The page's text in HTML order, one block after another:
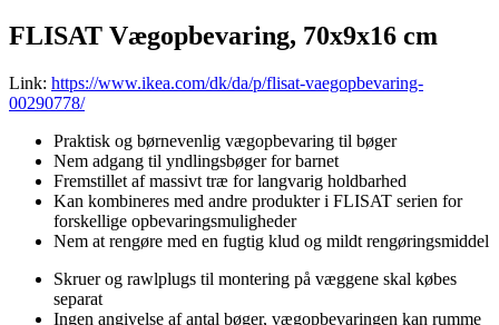
FLISAT Vægopbevaring, 70x9x16 cm
Link: https://www.ikea.com/dk/da/p/flisat-vaegopbevaring-
00290778/
Praktisk og børnevenlig vægopbevaring til bøger
Nem adgang til yndlingsbøger for barnet
Fremstillet af massivt træ for langvarig holdbarhed
Kan kombineres med andre produkter i FLISAT serien for
forskellige opbevaringsmuligheder
Nem at rengøre med en fugtig klud og mildt rengøringsmiddel
Skruer og rawlplugs til montering på væggene skal købes
separat
Ingen angivelse af antal bøger, vægopbevaringen kan rumme